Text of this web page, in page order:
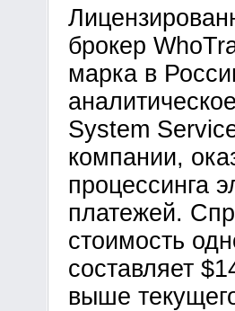
брокер
марка в
System
компании,
процессинга
платежей.
стоимость
составляет
выше